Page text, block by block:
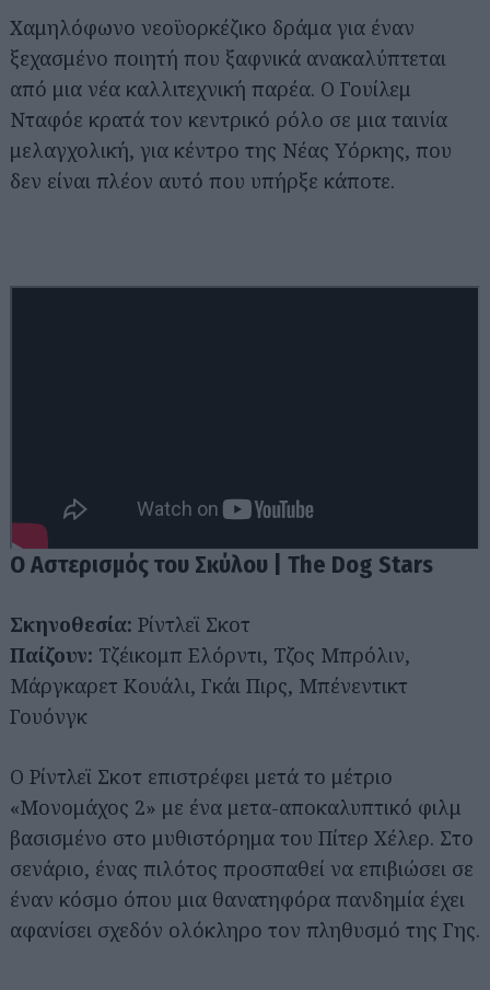
Χαμηλόφωνο νεοϋορκέζικο δράμα για έναν
ξεχασμένο ποιητή που ξαφνικά ανακαλύπτεται
από μια νέα καλλιτεχνική παρέα. Ο Γουίλεμ
Νταφόε κρατά τον κεντρικό ρόλο σε μια ταινία
μελαγχολική, για κέντρο της Νέας Υόρκης, που
δεν είναι πλέον αυτό που υπήρξε κάποτε.
Ο Αστερισμός του Σκύλου | The Dog Stars
Σκηνοθεσία: Ρίντλεϊ Σκοτ
Παίζουν: Τζέικομπ Ελόρντι, Τζος Μπρόλιν,
Μάργκαρετ Κουάλι, Γκάι Πιρς, Μπένεντικτ
Γουόνγκ
Ο Ρίντλεϊ Σκοτ επιστρέφει μετά το μέτριο
«Μονομάχος 2» με ένα μετα-αποκαλυπτικό φιλμ
βασισμένο στο μυθιστόρημα του Πίτερ Χέλερ. Στο
σενάριο, ένας πιλότος προσπαθεί να επιβιώσει σε
έναν κόσμο όπου μια θανατηφόρα πανδημία έχει
αφανίσει σχεδόν ολόκληρο τον πληθυσμό της Γης.